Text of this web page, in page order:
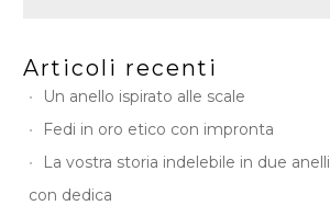
Articoli recenti
Un anello ispirato alle scale
Fedi in oro etico con impronta
La vostra storia indelebile in due anelli
con dedica